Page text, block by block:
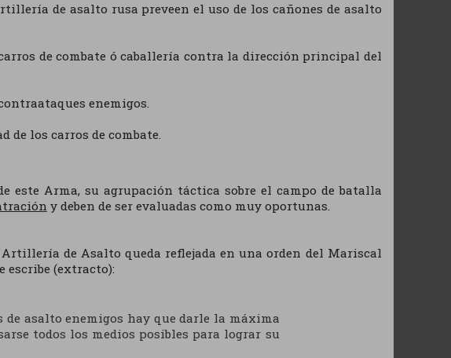
de asalto rusa preveen el uso de los cañones de asalto
de combate ó caballería contra la dirección principal del
enemigos.
de los carros de combate.
este Arma, su agrupación táctica sobre el campo de batalla
y deben de ser evaluadas como muy oportunas.
de Asalto queda reflejada en una orden del Mariscal
escribe (extracto):
de asalto enemigos hay que darle la máxima
todos los medios posibles para lograr su